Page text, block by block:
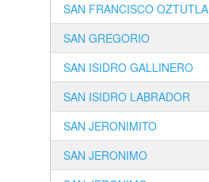
SAN FRANCISCO OZTUTLA
SAN GREGORIO
SAN ISIDRO GALLINERO
SAN ISIDRO LABRADOR
SAN JERONIMITO
SAN JERONIMO